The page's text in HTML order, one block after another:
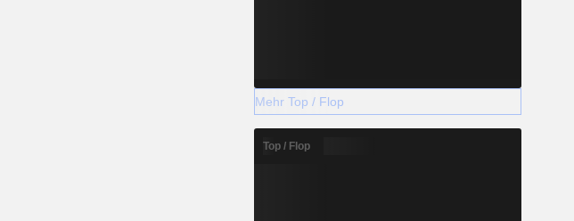
Mehr Top / Flop
Top / Flop